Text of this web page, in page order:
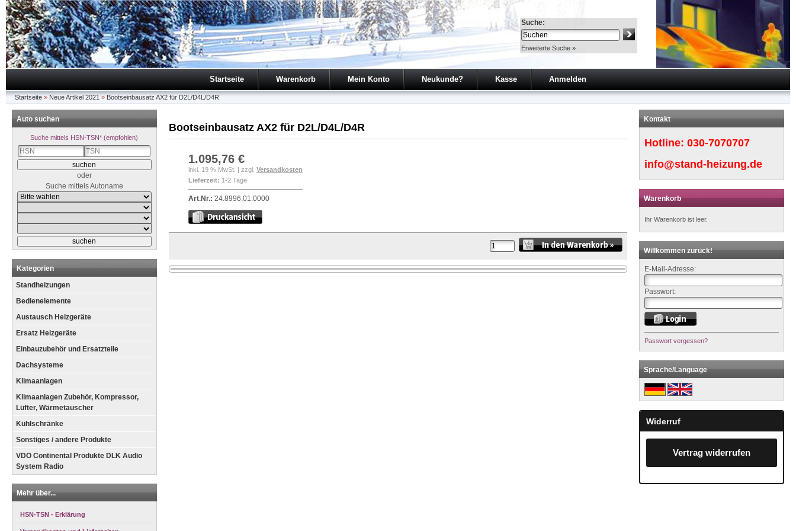
Suche:
Erweiterte Suche »
Startseite Warenkorb Mein Konto Neukunde? Kasse Anmelden
Startseite » Neue Artikel 2021 » Bootseinbausatz AX2 für D2L/D4L/D4R
Bootseinbausatz AX2 für D2L/D4L/D4R
1.095,76 €
inkl. 19 % MwSt. | zzgl. Versandkosten
Lieferzeit: 1-2 Tage
Art.Nr.: 24.8996.01.0000
Auto suchen
Suche mittels HSN-TSN* (empfohlen)
oder
Suche mittels Autoname
Kategorien
Standheizungen
Bedienelemente
Austausch Heizgeräte
Ersatz Heizgeräte
Einbauzubehör und Ersatzteile
Dachsysteme
Klimaanlagen
Klimaanlagen Zubehör, Kompressor,
Lüfter, Wärmetauscher
Kühlschränke
Sonstiges / andere Produkte
VDO Continental Produkte DLK Audio
System Radio
Mehr über...
HSN-TSN - Erklärung
Kontakt
Hotline:030-7070707
info@stand-heizung.de
Warenkorb
Ihr Warenkorb ist leer.
Willkommen zurück!
E-Mail-Adresse:
Passwort:
Passwort vergessen?
Sprache/Language
Widerruf
Vertrag widerrufen